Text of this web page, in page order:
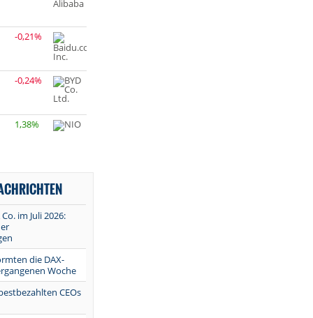
-0,21%
-0,24%
1,38%
im Juli 2026:
die DAX-
Woche
CEOs